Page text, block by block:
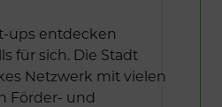
ups entdecken
für sich. Die Stadt
Netzwerk mit vielen
Förder- und